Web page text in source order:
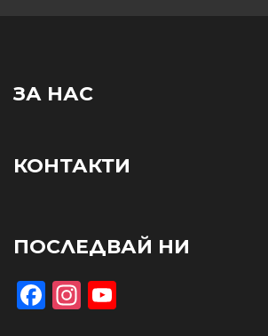
ЗА НАС
КОНТАКТИ
ПОСЛЕДВАЙ НИ
Facebook
Instagram